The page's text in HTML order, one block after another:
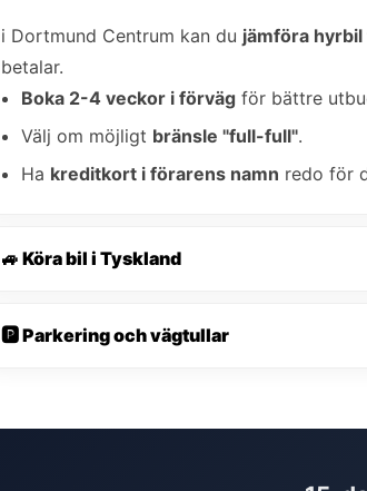
i Dortmund Centrum kan du jämföra
betalar.
Boka 2-4 veckor i förväg för bättre
Välj om möjligt bränsle "full-full".
Ha kreditkort i förarens namn redo för
🚙 Köra bil i Tyskland
🅿️ Parkering och vägtullar